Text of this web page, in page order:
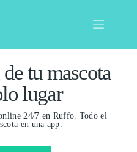
tu mascota
lugar
24/7 en Ruffo. Todo el
en una app.